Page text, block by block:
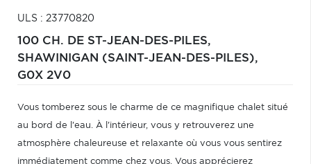
ULS : 23770820
100 CH. DE ST-JEAN-DES-PILES,
SHAWINIGAN (SAINT-JEAN-DES-PILES),
G0X 2V0
Vous tomberez sous le charme de ce magnifique chalet situé
au bord de l'eau. À l'intérieur, vous y retrouverez une
atmosphère chaleureuse et relaxante où vous vous sentirez
immédiatement comme chez vous. Vous apprécierez